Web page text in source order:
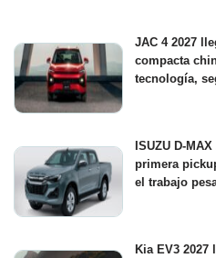
JAC 4 2027
compacta
tecnología,
ISUZU D-
primera
el trabajo
Kia EV3